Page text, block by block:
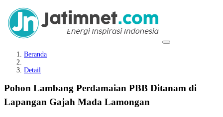
Beranda
Detail
Pohon Lambang Perdamaian PBB Ditanam di
Lapangan Gajah Mada Lamongan